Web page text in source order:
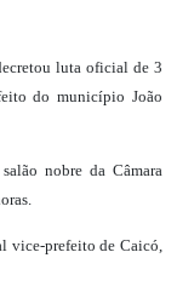
luta oficial de 3
do município João
nobre da Câmara
vice-prefeito de Caicó,